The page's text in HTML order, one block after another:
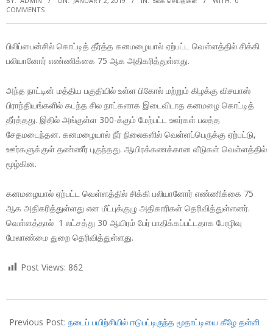
COMMENTS
பிலிப்பைன்சில் கொட்டித் தீர்த்த கனமழையால் ஏற்பட்ட வெள்ளத்தில் சிக்கி
பலியானோர் எண்ணிக்கை 75 ஆக அதிகரித்துள்ளது.
அந்த நாட்டின் மத்திய பகுதியில் உள்ள பிகோல் மற்றும் கிழக்கு விசயாஸ்
பிராந்தியங்களில் கடந்த சில நாட்களாக இடைவிடாத கனமழை கொட்டித்
தீர்த்தது. இதில் அங்குள்ள 300-க்கும் மேற்பட்ட ஊர்கள் பலத்த
சேதமடைந்தன. கனமழையால் நீர் நிலைகளில் வெள்ளப்பெருக்கு ஏற்பட்டு,
ஊர்களுக்குள் தண்ணீர் புகுந்தது. ஆயிரக்கணக்கான வீடுகள் வெள்ளத்தில்
மூழ்கின.
கனமழையால் ஏற்பட்ட வெள்ளத்தில் சிக்கி பலியானோர் எண்ணிக்கை 75
ஆக அதிகரித்துள்ளது என மீட்புக்குழு அதிகாரிகள் தெரிவித்துள்ளனர்.
வெள்ளத்தால் 1 லட்சத்து 30 ஆயிரம் பேர் பாதிக்கப்பட்டதாக பேரழிவு
மேலாண்மை துறை தெரிவித்துள்ளது.
Post Views: 862
01-
Previous Post: நடைப் பயிற்சியில் ஈடுபட்டிருந்த மூதாட்டியை கீழே தள்ளி